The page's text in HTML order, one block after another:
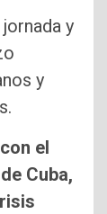
y
y
el
Cuba,